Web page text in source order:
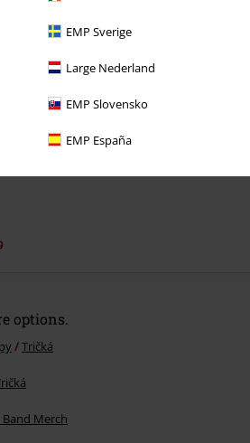
EMP Sverige
Large Nederland
EMP Slovensko
EMP España
options.
Tričká
Merch